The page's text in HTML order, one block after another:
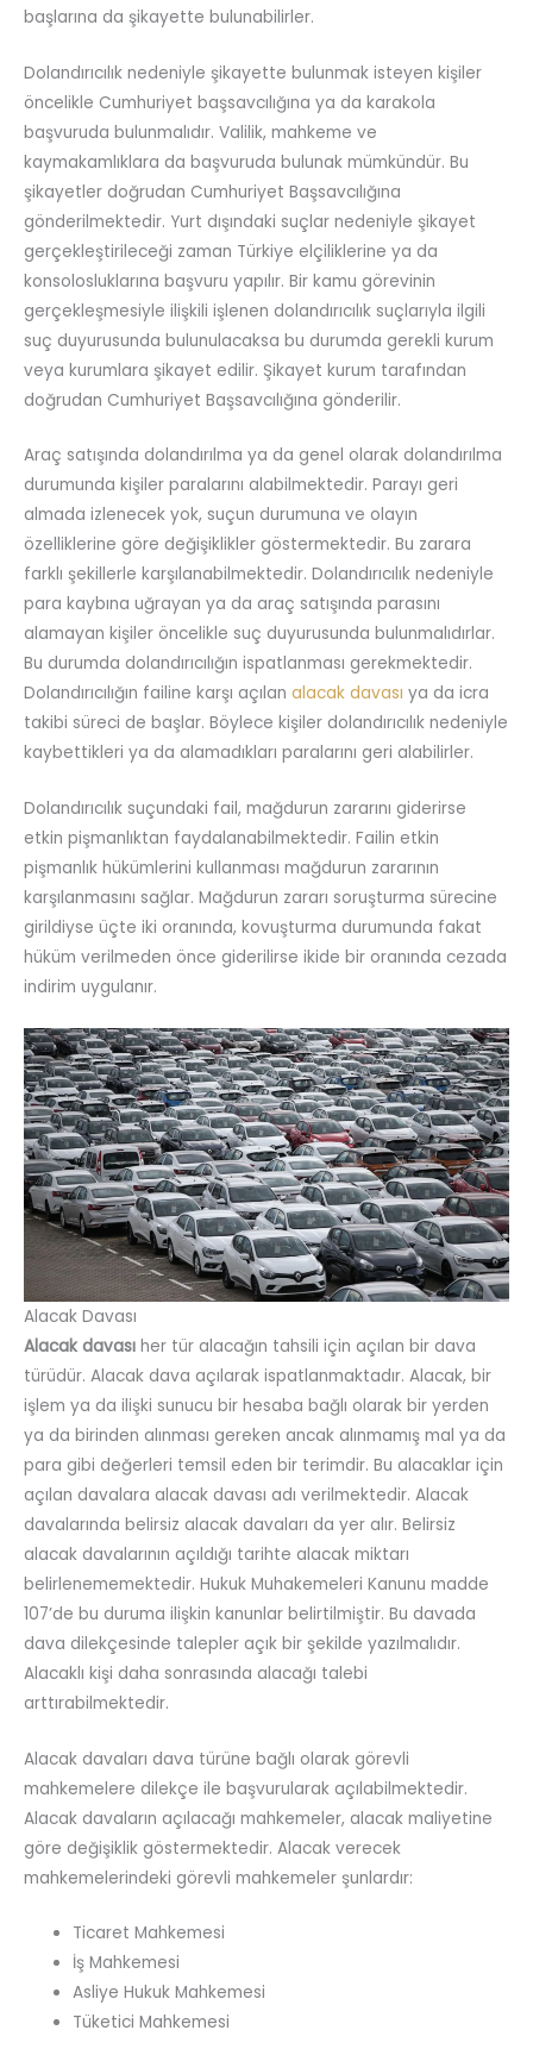
başlarına da şikayette bulunabilirler.
Dolandırıcılık nedeniyle şikayette bulunmak isteyen kişiler
öncelikle Cumhuriyet başsavcılığına ya da karakola
başvuruda bulunmalıdır. Valilik, mahkeme ve
kaymakamlıklara da başvuruda bulunak mümkündür. Bu
şikayetler doğrudan Cumhuriyet Başsavcılığına
gönderilmektedir. Yurt dışındaki suçlar nedeniyle şikayet
gerçekleştirileceği zaman Türkiye elçiliklerine ya da
konsolosluklarına başvuru yapılır. Bir kamu görevinin
gerçekleşmesiyle ilişkili işlenen dolandırıcılık suçlarıyla ilgili
suç duyurusunda bulunulacaksa bu durumda gerekli kurum
veya kurumlara şikayet edilir. Şikayet kurum tarafından
doğrudan Cumhuriyet Başsavcılığına gönderilir.
Araç satışında dolandırılma ya da genel olarak dolandırılma
durumunda kişiler paralarını alabilmektedir. Parayı geri
almada izlenecek yok, suçun durumuna ve olayın
özelliklerine göre değişiklikler göstermektedir. Bu zarara
farklı şekillerle karşılanabilmektedir. Dolandırıcılık nedeniyle
para kaybına uğrayan ya da araç satışında parasını
alamayan kişiler öncelikle suç duyurusunda bulunmalıdırlar.
Bu durumda dolandırıcılığın ispatlanması gerekmektedir.
Dolandırıcılığın failine karşı açılan alacak davası ya da icra
takibi süreci de başlar. Böylece kişiler dolandırıcılık nedeniyle
kaybettikleri ya da alamadıkları paralarını geri alabilirler.
Dolandırıcılık suçundaki fail, mağdurun zararını giderirse
etkin pişmanlıktan faydalanabilmektedir. Failin etkin
pişmanlık hükümlerini kullanması mağdurun zararının
karşılanmasını sağlar. Mağdurun zararı soruşturma sürecine
girildiyse üçte iki oranında, kovuşturma durumunda fakat
hüküm verilmeden önce giderilirse ikide bir oranında cezada
indirim uygulanır.
Alacak Davası
Alacak davası her tür alacağın tahsili için açılan bir dava
türüdür. Alacak dava açılarak ispatlanmaktadır. Alacak, bir
işlem ya da ilişki sunucu bir hesaba bağlı olarak bir yerden
ya da birinden alınması gereken ancak alınmamış mal ya da
para gibi değerleri temsil eden bir terimdir. Bu alacaklar için
açılan davalara alacak davası adı verilmektedir. Alacak
davalarında belirsiz alacak davaları da yer alır. Belirsiz
alacak davalarının açıldığı tarihte alacak miktarı
belirlenememektedir. Hukuk Muhakemeleri Kanunu madde
107’de bu duruma ilişkin kanunlar belirtilmiştir. Bu davada
dava dilekçesinde talepler açık bir şekilde yazılmalıdır.
Alacaklı kişi daha sonrasında alacağı talebi
arttırabilmektedir.
Alacak davaları dava türüne bağlı olarak görevli
mahkemelere dilekçe ile başvurularak açılabilmektedir.
Alacak davaların açılacağı mahkemeler, alacak maliyetine
göre değişiklik göstermektedir. Alacak verecek
mahkemelerindeki görevli mahkemeler şunlardır:
Ticaret Mahkemesi
İş Mahkemesi
Asliye Hukuk Mahkemesi
Tüketici Mahkemesi